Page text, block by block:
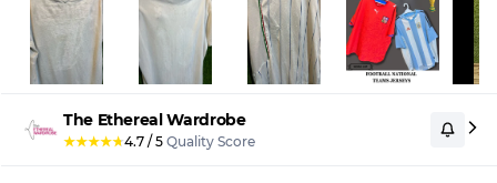
The Ethereal Wardrobe
★★★★★4.7 / 5 Quality Score